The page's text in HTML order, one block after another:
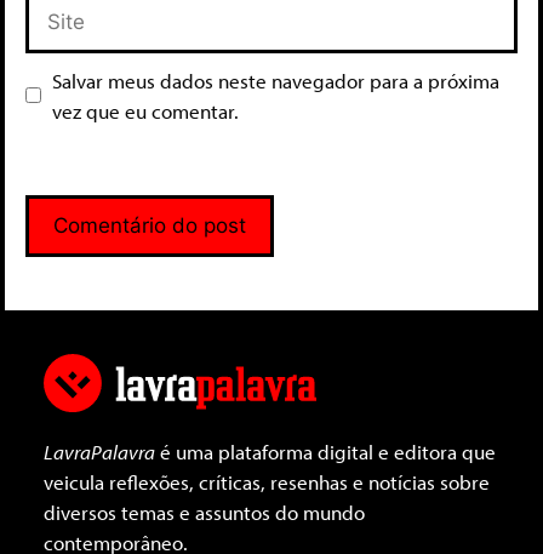
Salvar meus dados neste navegador para a próxima
vez que eu comentar.
LavraPalavraé uma plataforma digital e editora que
veicula reflexões, críticas, resenhas e notícias sobre
diversos temas e assuntos do mundo
contemporâneo.